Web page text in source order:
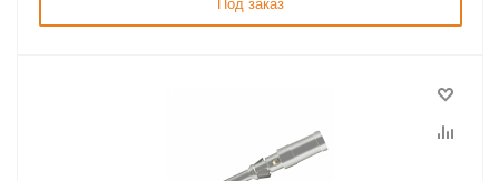
Под заказ